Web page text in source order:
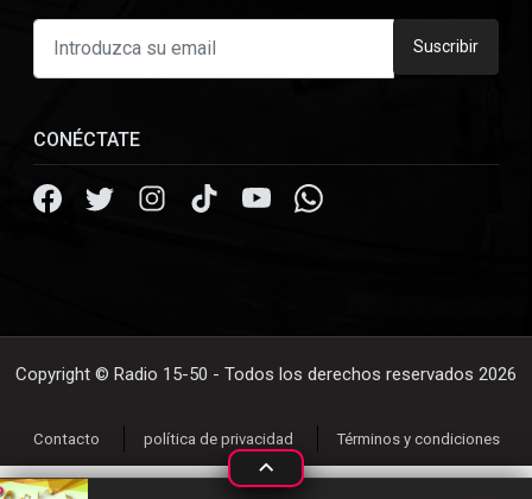
Suscribir
CONÉCTATE
Copyright © Radio 15-50 - Todos los derechos reservados 2026
Contacto política de privacidad Términos y condiciones